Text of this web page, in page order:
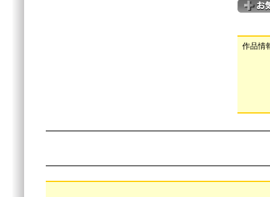
作品情